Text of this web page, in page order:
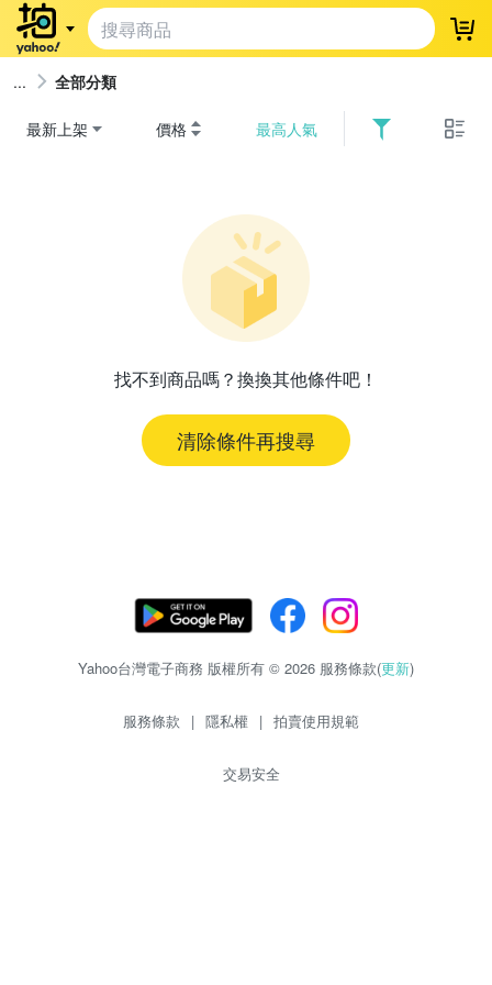
登
全部分類
最新上架 價格 最高人氣
找不到商品嗎？換換其他條件吧！
清除條件再搜尋
Yahoo台灣電子商務 版權所有 © 2026 服務條款(更新)
服務條款 | 隱私權 | 拍賣使用規範
交易安全